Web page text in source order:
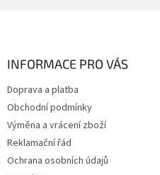
INFORMACE PRO VÁS
Doprava a platba
Obchodní podmínky
Výměna a vrácení zboží
Reklamační řád
Ochrana osobních údajů